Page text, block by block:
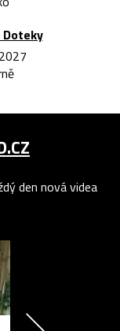
Doteky
den nová videa